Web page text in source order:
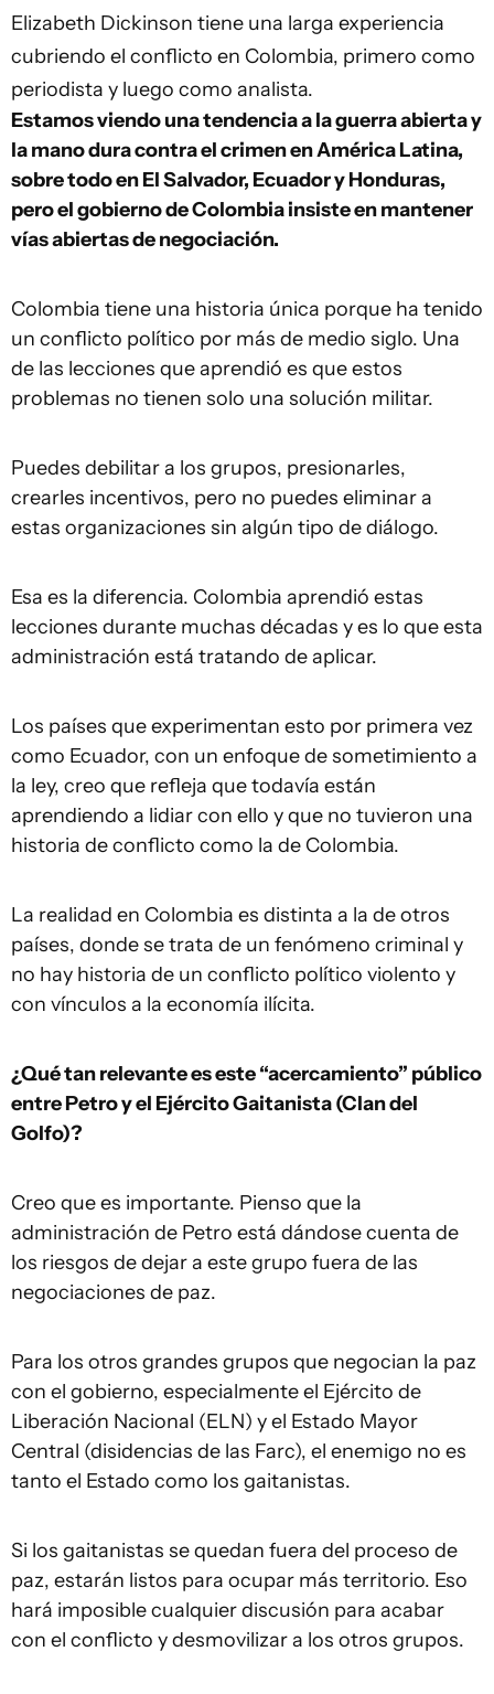
Elizabeth Dickinson tiene una larga experiencia
cubriendo el conflicto en Colombia, primero como
periodista y luego como analista.
Estamos viendo una tendencia a la guerra abierta y
la mano dura contra el crimen en América Latina,
sobre todo en El Salvador, Ecuador y Honduras,
pero el gobierno de Colombia insiste en mantener
vías abiertas de negociación.
Colombia tiene una historia única porque ha tenido
un conflicto político por más de medio siglo. Una
de las lecciones que aprendió es que estos
problemas no tienen solo una solución militar.
Puedes debilitar a los grupos, presionarles,
crearles incentivos, pero no puedes eliminar a
estas organizaciones sin algún tipo de diálogo.
Esa es la diferencia. Colombia aprendió estas
lecciones durante muchas décadas y es lo que esta
administración está tratando de aplicar.
Los países que experimentan esto por primera vez
como Ecuador, con un enfoque de sometimiento a
la ley, creo que refleja que todavía están
aprendiendo a lidiar con ello y que no tuvieron una
historia de conflicto como la de Colombia.
La realidad en Colombia es distinta a la de otros
países, donde se trata de un fenómeno criminal y
no hay historia de un conflicto político violento y
con vínculos a la economía ilícita.
¿Qué tan relevante es este “acercamiento” público
entre Petro y el Ejército Gaitanista (Clan del
Golfo)?
Creo que es importante. Pienso que la
administración de Petro está dándose cuenta de
los riesgos de dejar a este grupo fuera de las
negociaciones de paz.
Para los otros grandes grupos que negocian la paz
con el gobierno, especialmente el Ejército de
Liberación Nacional (ELN) y el Estado Mayor
Central (disidencias de las Farc), el enemigo no es
tanto el Estado como los gaitanistas.
Si los gaitanistas se quedan fuera del proceso de
paz, estarán listos para ocupar más territorio. Eso
hará imposible cualquier discusión para acabar
con el conflicto y desmovilizar a los otros grupos.